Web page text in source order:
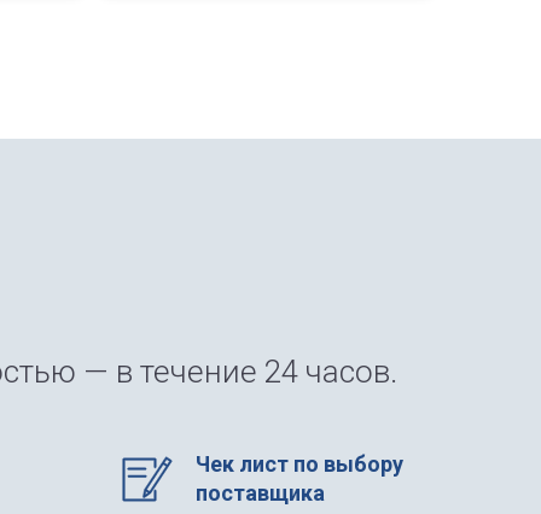
— в течение 24 часов.
Чек лист по выбору
поставщика